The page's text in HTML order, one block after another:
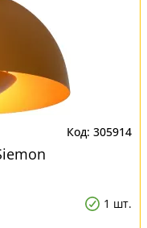
305914
1 шт.